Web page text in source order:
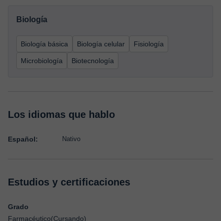
Biología
Biología básica Biología celular Fisiología
Microbiología Biotecnología
Los idiomas que hablo
Español: Nativo
Estudios y certificaciones
Grado
Farmacéutico(Cursando)